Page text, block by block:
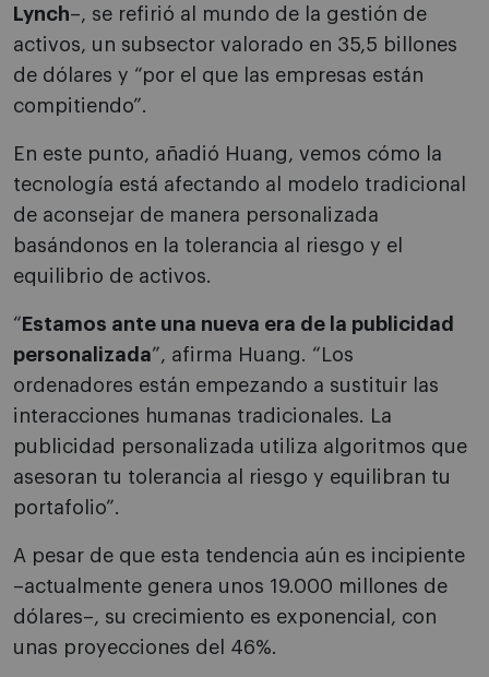
Lynch–, se refirió al mundo de la gestión de
activos, un subsector valorado en 35,5 billones
de dólares y “por el que las empresas están
compitiendo”.
En este punto, añadió Huang, vemos cómo la
tecnología está afectando al modelo tradicional
de aconsejar de manera personalizada
basándonos en la tolerancia al riesgo y el
equilibrio de activos.
“ Estamos ante una nueva era de la publicidad
personalizada”, afirma Huang. “Los
ordenadores están empezando a sustituir las
interacciones humanas tradicionales. La
publicidad personalizada utiliza algoritmos que
asesoran tu tolerancia al riesgo y equilibran tu
portafolio”.
A pesar de que esta tendencia aún es incipiente
–actualmente genera unos 19.000 millones de
dólares–, su crecimiento es exponencial, con
unas proyecciones del 46%.